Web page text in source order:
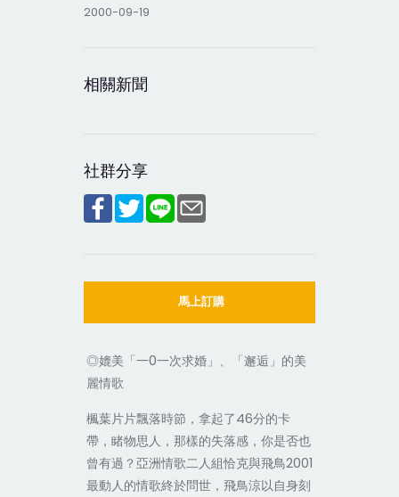
2000-09-19
相關新聞
社群分享
馬上訂購
◎媲美「一0一次求婚」、「邂逅」的美
麗情歌
楓葉片片飄落時節，拿起了46分的卡
帶，睹物思人，那樣的失落感，你是否也
曾有過？亞洲情歌二人組恰克與飛鳥2001
最動人的情歌終於問世，飛鳥涼以自身刻